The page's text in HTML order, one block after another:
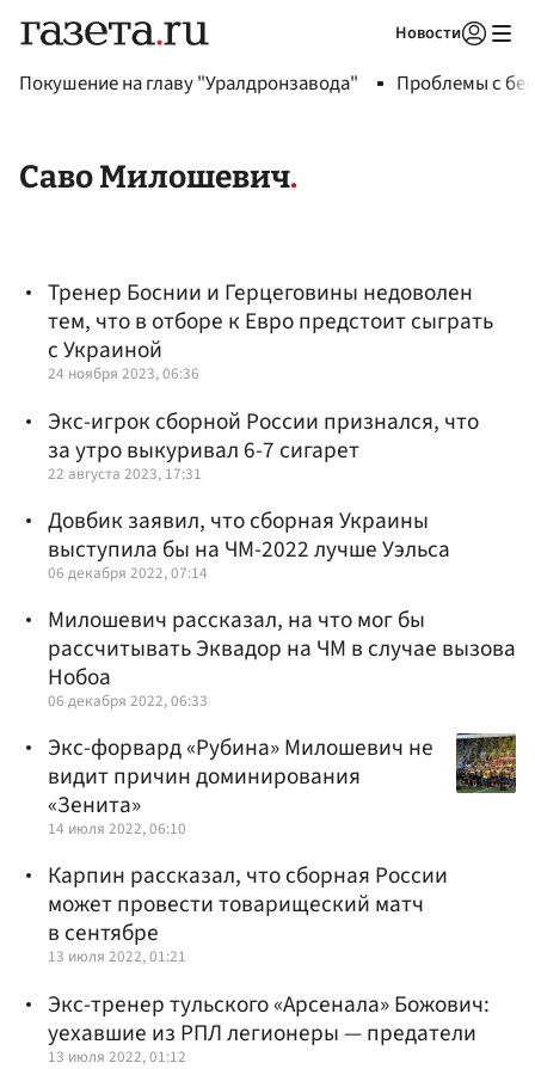
Новости
Покушение на главу "Уралдронзавода" Проблемы с
Саво Милошевич
Тренер Боснии и Герцеговины недоволен
тем, что в отборе к Евро предстоит сыграть
с Украиной
24 ноября 2023, 06:36
Экс-игрок сборной России признался, что
за утро выкуривал 6-7 сигарет
22 августа 2023, 17:31
Довбик заявил, что сборная Украины
выступила бы на ЧМ-2022 лучше Уэльса
06 декабря 2022, 07:14
Милошевич рассказал, на что мог бы
рассчитывать Эквадор на ЧМ в случае вызова
Нобоа
06 декабря 2022, 06:33
Экс-форвард «Рубина» Милошевич не
видит причин доминирования
«Зенита»
14 июля 2022, 06:10
Карпин рассказал, что сборная России
может провести товарищеский матч
в сентябре
13 июля 2022, 01:21
Экс-тренер тульского «Арсенала» Божович:
уехавшие из РПЛ легионеры — предатели
13 июля 2022, 01:12